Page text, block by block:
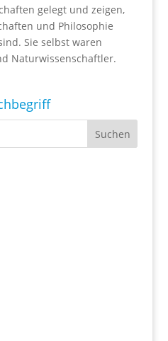
gelegt und zeigen,
und Philosophie
Sie selbst waren
Naturwissenschaftler.